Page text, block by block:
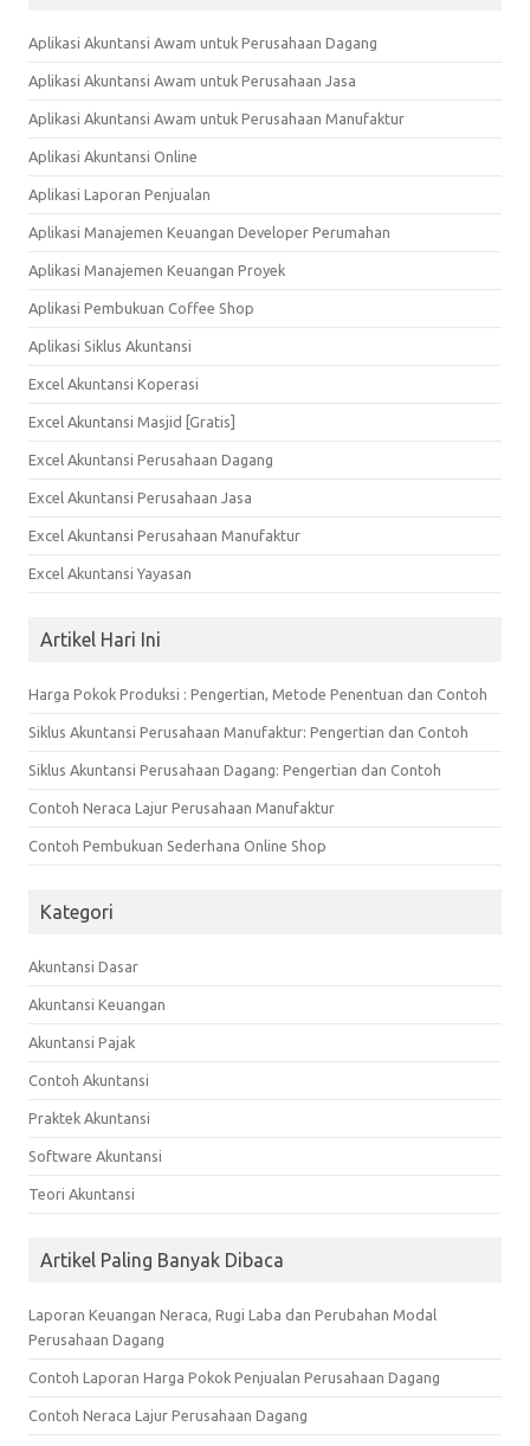
Aplikasi Akuntansi Awam untuk Perusahaan Dagang
Aplikasi Akuntansi Awam untuk Perusahaan Jasa
Aplikasi Akuntansi Awam untuk Perusahaan Manufaktur
Aplikasi Akuntansi Online
Aplikasi Laporan Penjualan
Aplikasi Manajemen Keuangan Developer Perumahan
Aplikasi Manajemen Keuangan Proyek
Aplikasi Pembukuan Coffee Shop
Aplikasi Siklus Akuntansi
Excel Akuntansi Koperasi
Excel Akuntansi Masjid [Gratis]
Excel Akuntansi Perusahaan Dagang
Excel Akuntansi Perusahaan Jasa
Excel Akuntansi Perusahaan Manufaktur
Excel Akuntansi Yayasan
Artikel Hari Ini
Harga Pokok Produksi : Pengertian, Metode Penentuan dan Contoh
Siklus Akuntansi Perusahaan Manufaktur: Pengertian dan Contoh
Siklus Akuntansi Perusahaan Dagang: Pengertian dan Contoh
Contoh Neraca Lajur Perusahaan Manufaktur
Contoh Pembukuan Sederhana Online Shop
Kategori
Akuntansi Dasar
Akuntansi Keuangan
Akuntansi Pajak
Contoh Akuntansi
Praktek Akuntansi
Software Akuntansi
Teori Akuntansi
Artikel Paling Banyak Dibaca
Laporan Keuangan Neraca, Rugi Laba dan Perubahan Modal
Perusahaan Dagang
Contoh Laporan Harga Pokok Penjualan Perusahaan Dagang
Contoh Neraca Lajur Perusahaan Dagang